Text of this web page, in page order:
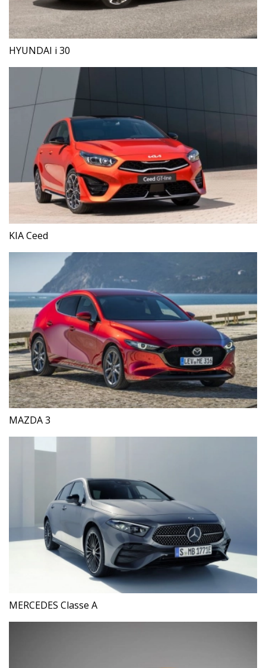
HYUNDAI i 30
KIA Ceed
MAZDA 3
MERCEDES Classe A